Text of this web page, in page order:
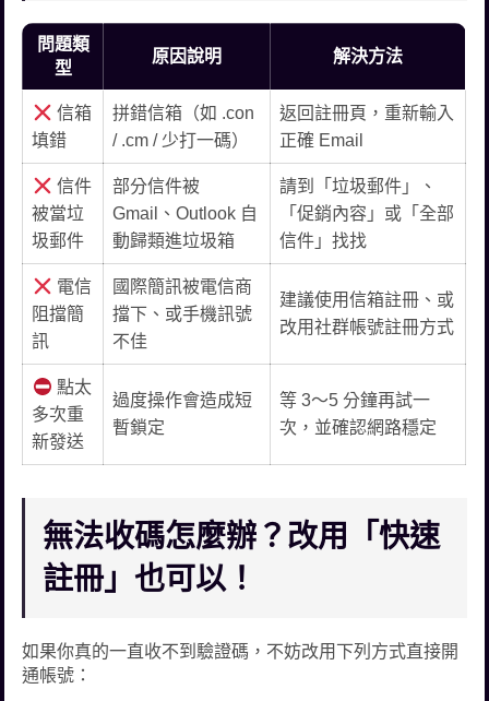
問題類
型
原因說明 解決方法
信箱
填錯
拼錯信箱（如 .con
/ .cm / 少打一碼）
返回註冊頁，重新輸入
正確 Email
信件
被當垃
圾郵件
部分信件被
Gmail、Outlook 自
動歸類進垃圾箱
請到「垃圾郵件」、
「促銷內容」或「全部
信件」找找
電信
阻擋簡
訊
國際簡訊被電信商
擋下、或手機訊號
不佳
建議使用信箱註冊、或
改用社群帳號註冊方式
點太
多次重
新發送
過度操作會造成短
暫鎖定
等 3～5 分鐘再試一
次，並確認網路穩定
無法收碼怎麼辦？改用「快速
註冊」也可以！
如果你真的一直收不到驗證碼，不妨改用下列方式直接開
通帳號：